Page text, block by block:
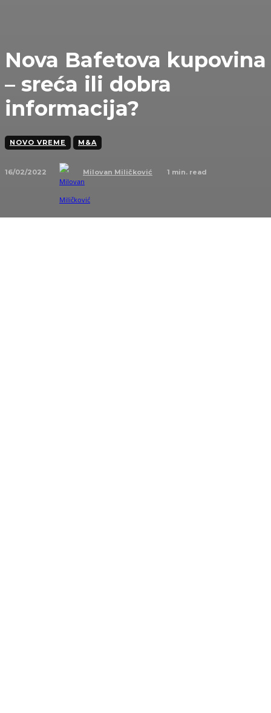
Nova Bafetova kupovina
– sreća ili dobra
informacija?
NOVO VREME M&A
16/02/2022 Milovan Miličković 1 min. read